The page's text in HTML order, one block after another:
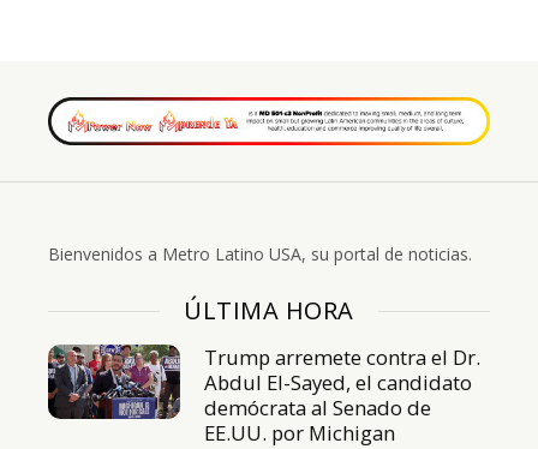
Bienvenidos a Metro Latino USA, su portal de noticias.
ÚLTIMA HORA
Trump arremete contra el Dr.
Abdul El-Sayed, el candidato
demócrata al Senado de
EE.UU. por Michigan